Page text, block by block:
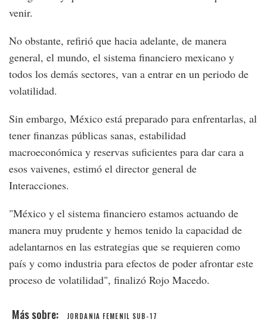
venir.
No obstante, refirió que hacia adelante, de manera
general, el mundo, el sistema financiero mexicano y
todos los demás sectores, van a entrar en un periodo de
volatilidad.
Sin embargo, México está preparado para enfrentarlas, al
tener finanzas públicas sanas, estabilidad
macroeconómica y reservas suficientes para dar cara a
esos vaivenes, estimó el director general de
Interacciones.
"México y el sistema financiero estamos actuando de
manera muy prudente y hemos tenido la capacidad de
adelantarnos en las estrategias que se requieren como
país y como industria para efectos de poder afrontar este
proceso de volatilidad", finalizó Rojo Macedo.
JORDANIA FEMENIL SUB-17